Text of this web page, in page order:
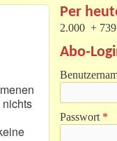
Per
2.000 +
Abo-
Passwort *